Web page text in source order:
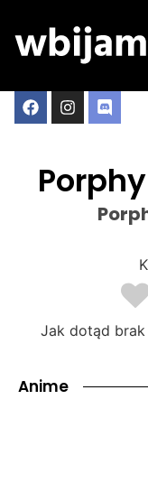
Jak dotąd brak
Anime